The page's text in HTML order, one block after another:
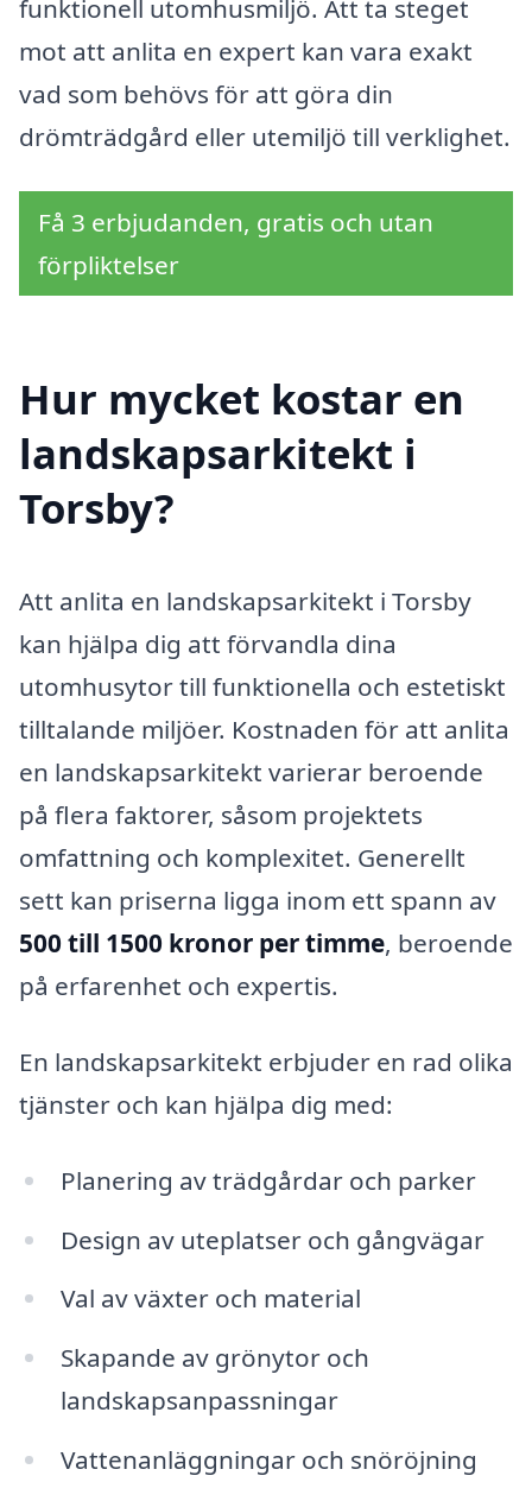
funktionell utomhusmiljö. Att ta steget
mot att anlita en expert kan vara exakt
vad som behövs för att göra din
drömträdgård eller utemiljö till verklighet.
Få 3 erbjudanden, gratis och utan
förpliktelser
Hur mycket kostar en
landskapsarkitekt i
Torsby?
Att anlita en landskapsarkitekt i Torsby
kan hjälpa dig att förvandla dina
utomhusytor till funktionella och estetiskt
tilltalande miljöer. Kostnaden för att anlita
en landskapsarkitekt varierar beroende
på flera faktorer, såsom projektets
omfattning och komplexitet. Generellt
sett kan priserna ligga inom ett spann av
500 till 1500 kronor per timme, beroende
på erfarenhet och expertis.
En landskapsarkitekt erbjuder en rad olika
tjänster och kan hjälpa dig med:
Planering av trädgårdar och parker
Design av uteplatser och gångvägar
Val av växter och material
Skapande av grönytor och
landskapsanpassningar
Vattenanläggningar och snöröjning